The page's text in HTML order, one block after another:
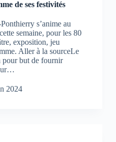
de ses festivités
s’anime au
semaine, pour les 80
exposition, jeu
Aller à la sourceLe
pour but de fournir
2024